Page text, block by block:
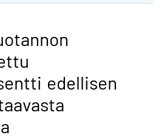
edellisen